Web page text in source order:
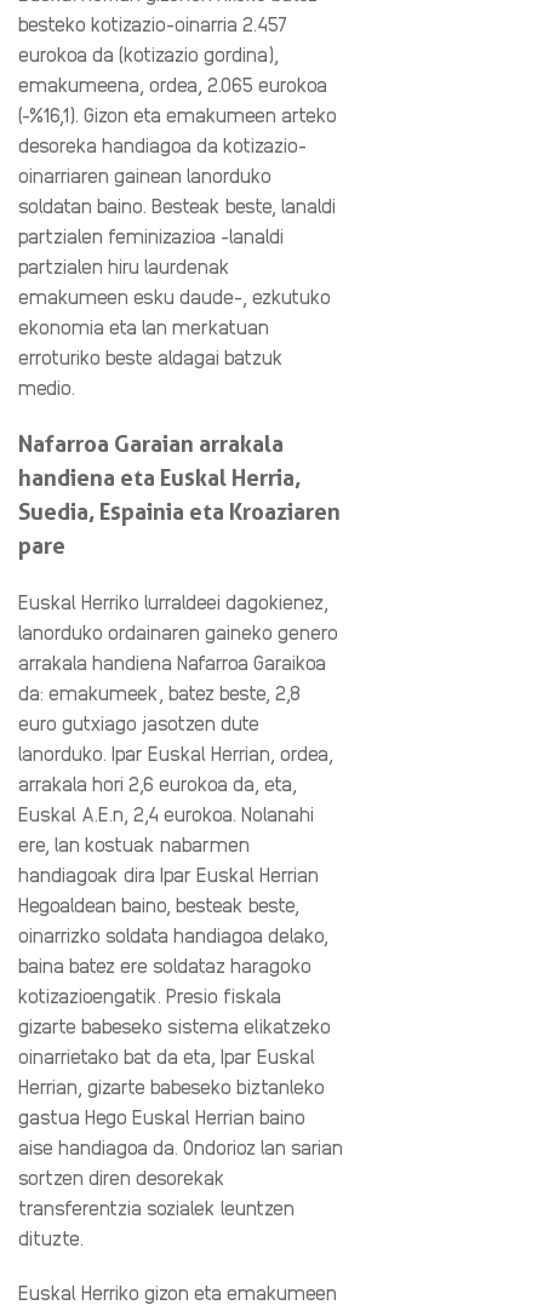
besteko kotizazio-oinarria 2.457
eurokoa da (kotizazio gordina),
emakumeena, ordea, 2.065 eurokoa
(-%16,1). Gizon eta emakumeen arteko
desoreka handiagoa da kotizazio-
oinarriaren gainean lanorduko
soldatan baino. Besteak beste, lanaldi
partzialen feminizazioa -lanaldi
partzialen hiru laurdenak
emakumeen esku daude-, ezkutuko
ekonomia eta lan merkatuan
erroturiko beste aldagai batzuk
medio.
Nafarroa Garaian arrakala
handiena eta Euskal Herria,
Suedia, Espainia eta Kroaziaren
pare
Euskal Herriko lurraldeei dagokienez,
lanorduko ordainaren gaineko genero
arrakala handiena Nafarroa Garaikoa
da: emakumeek, batez beste, 2,8
euro gutxiago jasotzen dute
lanorduko. Ipar Euskal Herrian, ordea,
arrakala hori 2,6 eurokoa da, eta,
Euskal A.E.n, 2,4 eurokoa. Nolanahi
ere, lan kostuak nabarmen
handiagoak dira Ipar Euskal Herrian
Hegoaldean baino, besteak beste,
oinarrizko soldata handiagoa delako,
baina batez ere soldataz haragoko
kotizazioengatik. Presio fiskala
gizarte babeseko sistema elikatzeko
oinarrietako bat da eta, Ipar Euskal
Herrian, gizarte babeseko biztanleko
gastua Hego Euskal Herrian baino
aise handiagoa da. Ondorioz lan sarian
sortzen diren desorekak
transferentzia sozialek leuntzen
dituzte.
Euskal Herriko gizon eta emakumeen